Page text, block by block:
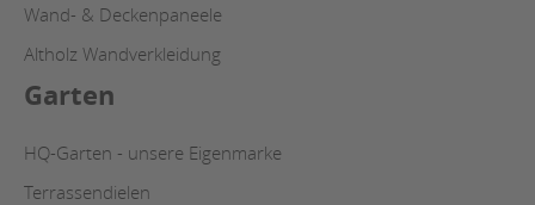
Wand- & Deckenpaneele
Altholz Wandverkleidung
Garten
HQ-Garten - unsere Eigenmarke
Terrassendielen